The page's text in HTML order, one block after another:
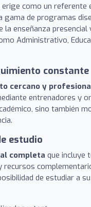
como un
gama de programas
enseñanza
Administrativo,
constante
cercano y
entrenadores y
sino también
estudio
completa que incluye
de estudiar a